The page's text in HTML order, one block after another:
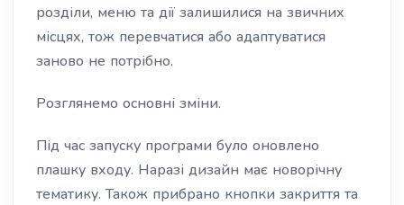
розділи, меню та дії залишилися на звичних
місцях, тож перевчатися або адаптуватися
заново не потрібно.
Розглянемо основні зміни.
Під час запуску програми було оновлено
плашку входу. Наразі дизайн має новорічну
тематику. Також прибрано кнопки закриття та